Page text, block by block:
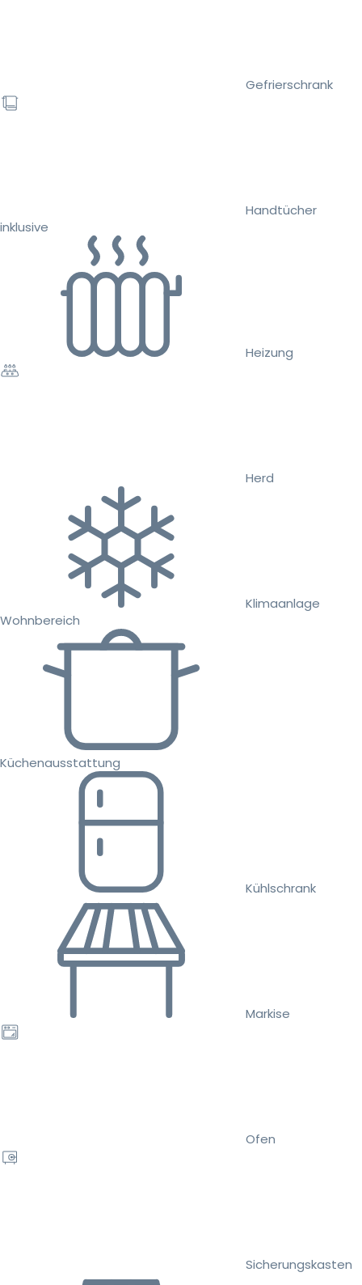
Gefrierschrank
Handtücher
inklusive
Heizung
Herd
Klimaanlage
Wohnbereich
Küchenausstattung
Kühlschrank
Markise
Ofen
Sicherungskasten